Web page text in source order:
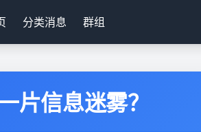
分类消息 群组
片信息迷雾？